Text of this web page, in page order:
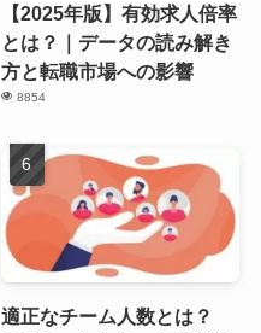
【2025年版】有効求人倍率
とは？｜データの読み解き
方と転職市場への影響
8854
適正なチーム人数とは？